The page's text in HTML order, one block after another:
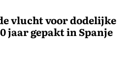
vlucht voor dodelijke
jaar gepakt in Spanje